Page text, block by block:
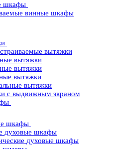
шкафы
винные шкафы
вытяжки
вытяжки
вытяжки
вытяжки
вытяжки
с выдвижным экраном
шкафы
духовые шкафы
духовые шкафы